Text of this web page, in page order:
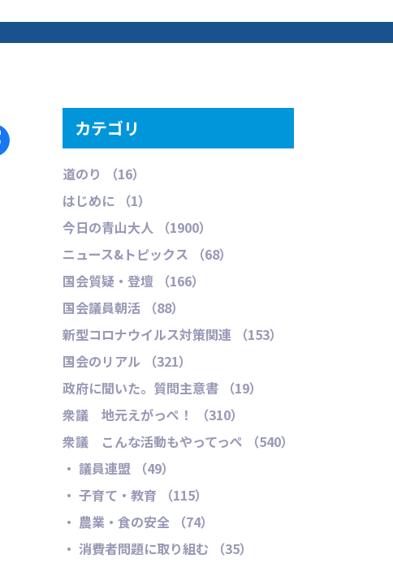
カテゴリ
道のり （16）
はじめに （1）
今日の青山大人 （1900）
ニュース&トピックス （68）
国会質疑・登壇 （166）
国会議員朝活 （88）
新型コロナウイルス対策関連 （153）
国会のリアル （321）
政府に聞いた。質問主意書 （19）
衆議 地元えがっぺ！ （310）
衆議 こんな活動もやってっぺ （540）
・ 議員連盟 （49）
・ 子育て・教育 （115）
・ 農業・食の安全 （74）
・ 消費者問題に取り組む （35）